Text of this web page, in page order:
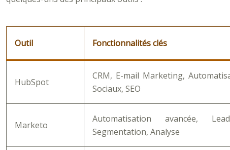
Outil Fonctionnalités clés
HubSpot
CRM, E-mail Marketing,
Sociaux, SEO
Marketo
Automatisation avancée,
Segmentation, Analyse